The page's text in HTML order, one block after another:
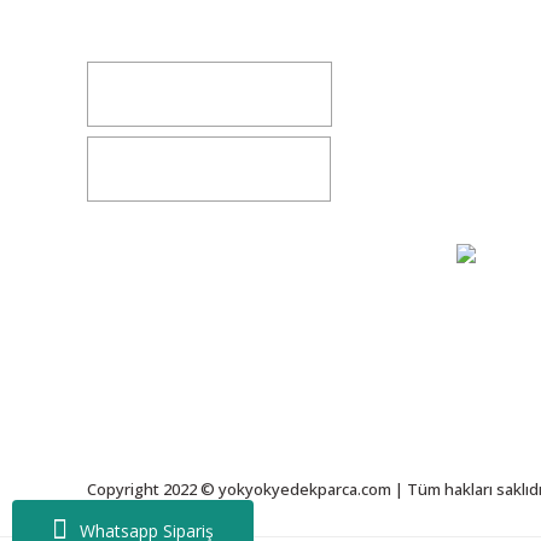
Whatsapp Sipariş
Copyright 2022 © yokyokyedekparca.com | Tüm hakları